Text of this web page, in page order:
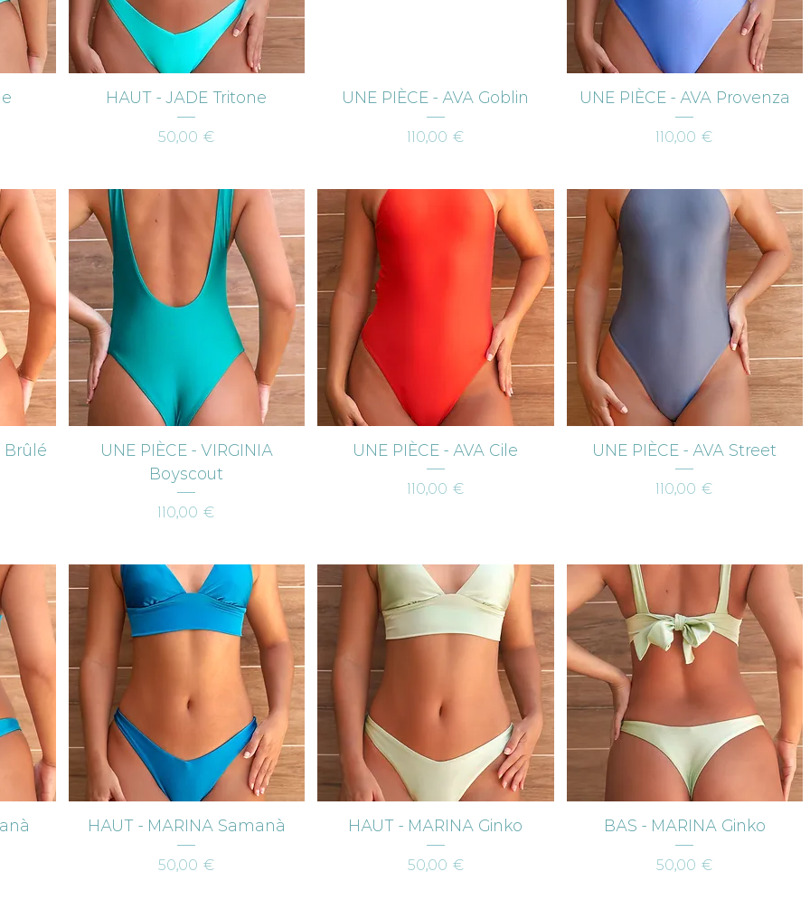
Aperçu rapide
HAUT - JADE Tritone
Prix
50,00 €
Aperçu rapide
UNE PIÈCE - AVA Goblin
Prix
110,00 €
Aperçu rapide
UNE PIÈCE - AVA Provenza
Prix
110,00 €
Brûlé Aperçu rapide
UNE PIÈCE - VIRGINIA
Boyscout
Prix
110,00 €
Aperçu rapide
UNE PIÈCE - AVA Cile
Prix
110,00 €
Aperçu rapide
UNE PIÈCE - AVA Street
Prix
110,00 €
Aperçu rapide
HAUT - MARINA Samanà
Prix
50,00 €
Aperçu rapide
HAUT - MARINA Ginko
Prix
50,00 €
Aperçu rapide
BAS - MARINA Ginko
Prix
50,00 €